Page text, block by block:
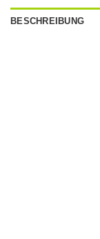
BESCHREIBUNG